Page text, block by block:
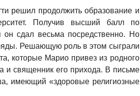
решил продолжить образование и
Получив высший балл по
он сдал весьма посредственно. Но
Решающую роль в этом сыграли
которые Марио привез из родного
и священник его прихода. В письме
имеющий «здоровые религиозные